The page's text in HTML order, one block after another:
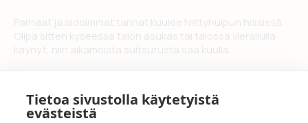
Tietoa sivustolla käytetyistä
evästeistä
Parhaat ja aidoimmat tarinat kuulee Niittyhuipun hississä.
Olipa sitten kyseessä talon asukas tai talossa vierailulla
käynyt, niin aikamoista suitsutusta saa kuulla.
Edellinen Artikkeli Seuraava Artikkeli